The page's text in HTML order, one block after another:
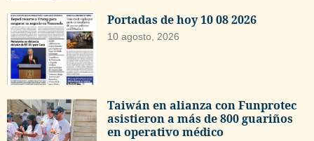
Portadas de hoy 10 08 2026
10 agosto, 2026
Taiwán en alianza con Funprotec
asistieron a más de 800 guariños
en operativo médico